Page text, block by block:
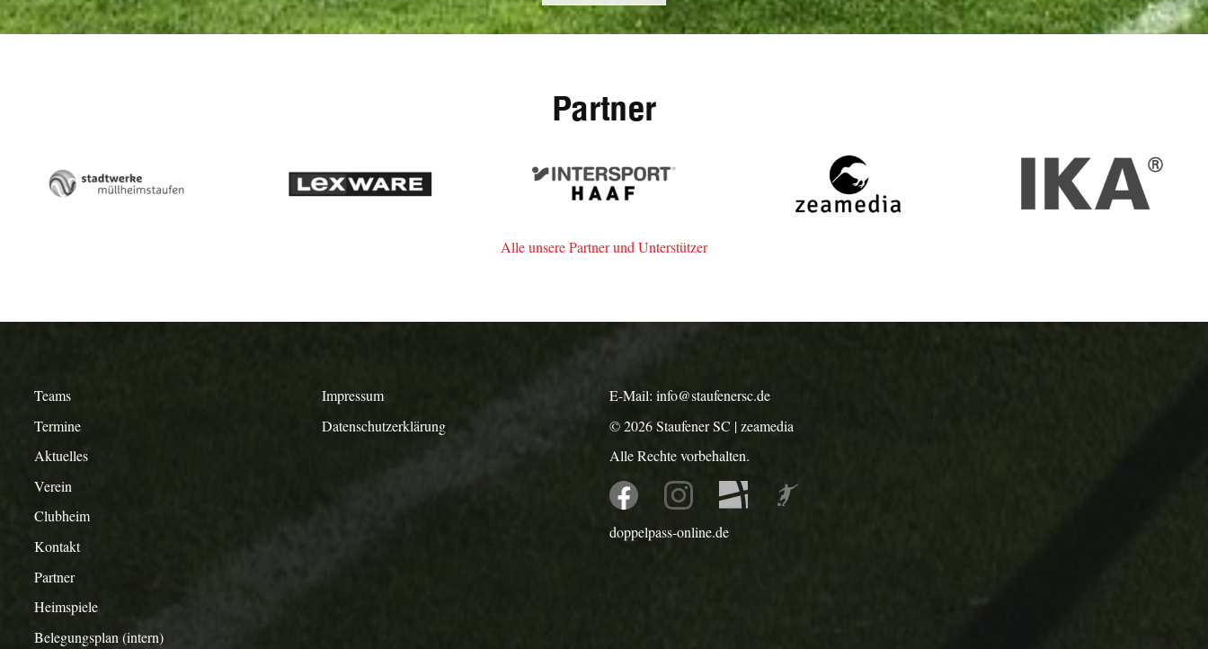
Partner
Müllheim-
Staufen
Haaf
zeamedia,
Werbeagentur
aus
Staufen
IKA
Alle unsere Partner und Unterstützer
Teams
Termine
Aktuelles
Verein
Clubheim
Kontakt
Partner
Heimspiele
Belegungsplan (intern)
Impressum
Datenschutzerklärung
E-Mail:info@staufenersc.de
© 2026Staufener SC |zeamedia
Alle Rechte vorbehalten.
doppelpass-online.de